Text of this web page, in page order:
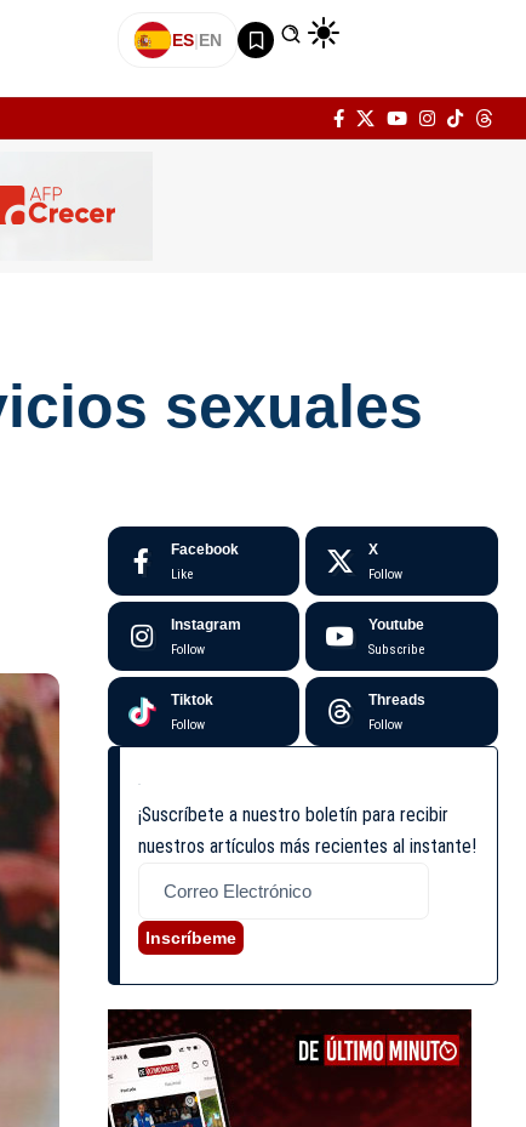
ES|EN
sexuales
Facebook
Like
X
Follow
Instagram
Follow
Youtube
Subscribe
Tiktok
Follow
Threads
Follow
¡Suscríbete a nuestro boletín para recibir
nuestros artículos más recientes al instante!
Inscríbeme